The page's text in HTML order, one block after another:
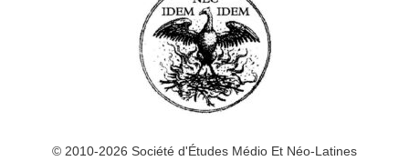
© 2010-2026 Société d'Études Médio Et Néo-Latines